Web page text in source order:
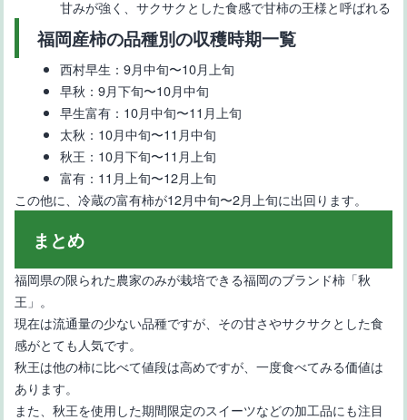
甘みが強く、サクサクとした食感で甘柿の王様と呼ばれる
福岡産柿の品種別の収穫時期一覧
西村早生：9月中旬〜10月上旬
早秋：9月下旬〜10月中旬
早生富有：10月中旬〜11月上旬
太秋：10月中旬〜11月中旬
秋王：10月下旬〜11月上旬
富有：11月上旬〜12月上旬
この他に、冷蔵の富有柿が12月中旬〜2月上旬に出回ります。
まとめ
福岡県の限られた農家のみが栽培できる福岡のブランド柿「秋
王」。
現在は流通量の少ない品種ですが、その甘さやサクサクとした食
感がとても人気です。
秋王は他の柿に比べて値段は高めですが、一度食べてみる価値は
あります。
また、秋王を使用した期間限定のスイーツなどの加工品にも注目